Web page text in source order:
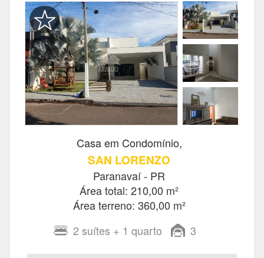
Casa em Condomínio,
SAN LORENZO
Paranavaí - PR
Área total: 210,00 m²
Área terreno: 360,00 m²
2 suítes + 1 quarto 3